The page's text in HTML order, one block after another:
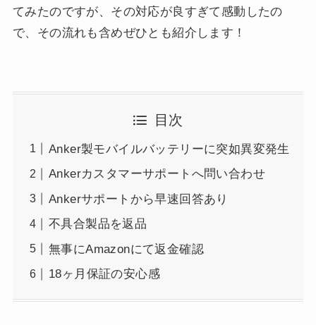
てみたのですが、その対応が良すぎて感動したの
で、その流れも含めぜひとも紹介します！
目次
Anker製モバイルバッテリーに突如異変発生
Ankerカスタマーサポートへ問い合わせ
Ankerサポートから早速回答あり
不具合製品を返品
無事にAmazonにて返金確認
18ヶ月保証の安心感